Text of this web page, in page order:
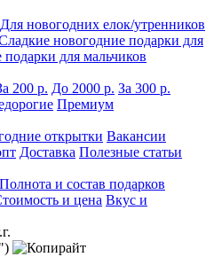
Для новогодних елок/утренников
новогодние подарки для
для мальчиков
200 р. До 2000 р. За 300 р.
Премиум
открытки Вакансии
Доставка Полезные статьи
Полнота и состав подарков
и цена Вкус и